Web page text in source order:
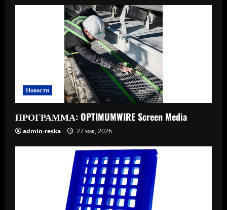
Новости
ПРОГРАММА: OPTIMUMWIRE Screen Media
admin-reska 27 мая, 2026